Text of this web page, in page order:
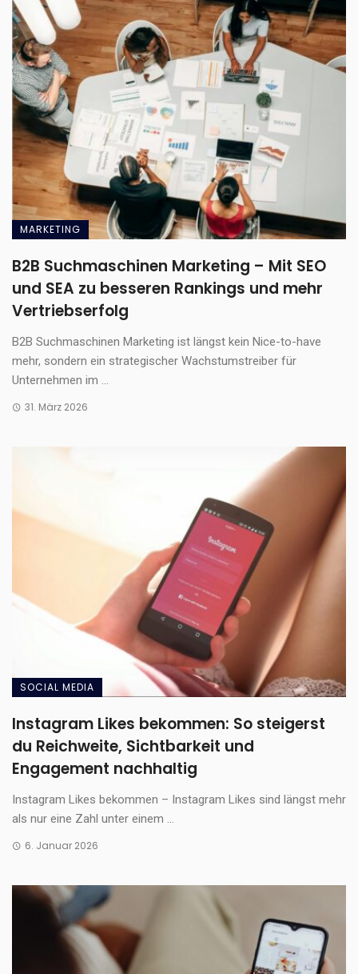
MARKETING
B2B Suchmaschinen Marketing – Mit SEO
und SEA zu besseren Rankings und mehr
Vertriebserfolg
B2B Suchmaschinen Marketing ist längst kein Nice-to-have
mehr, sondern ein strategischer Wachstumstreiber für
Unternehmen im ...
31. März 2026
SOCIAL MEDIA
Instagram Likes bekommen: So steigerst
du Reichweite, Sichtbarkeit und
Engagement nachhaltig
Instagram Likes bekommen – Instagram Likes sind längst mehr
als nur eine Zahl unter einem ...
6. Januar 2026